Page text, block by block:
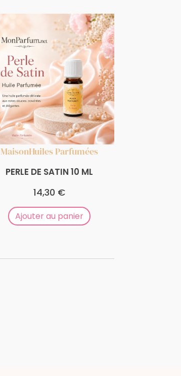
MaisonHuiles Parfumées
PERLE DE SATIN 10 ML
14,30 €
Ajouter au panier